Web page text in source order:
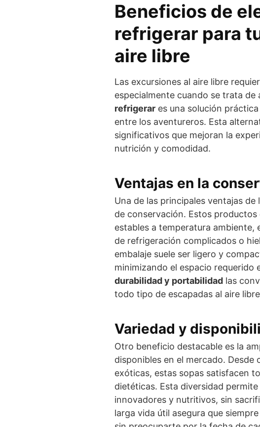
Beneficios de
refrigerar para
aire libre
Las excursiones al aire libre
especialmente cuando se trata
refrigerar es una solución
entre los aventureros. Esta
significativos que mejoran la
nutrición y comodidad.
Ventajas en la
Una de las principales ventajas
de conservación. Estos
estables a temperatura ambiente,
de refrigeración complicados o
embalaje suele ser ligero y
minimizando el espacio requerido
durabilidad y portabilidad las
todo tipo de escapadas al aire
Variedad y
Otro beneficio destacable es la
disponibles en el mercado.
exóticas, estas sopas satisfacen
dietéticas. Esta diversidad
innovadores y nutritivos, sin
larga vida útil asegura que